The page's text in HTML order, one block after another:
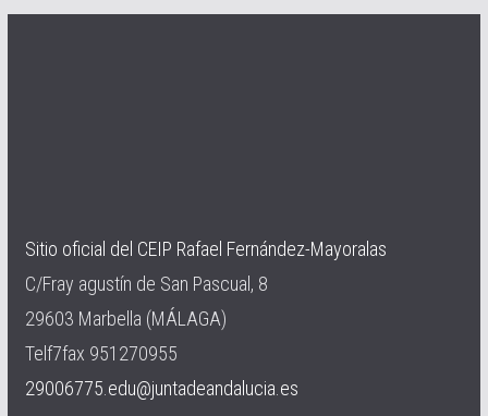
Sitio oficial del CEIP Rafael Fernández-Mayoralas
C/Fray agustín de San Pascual, 8
29603 Marbella (MÁLAGA)
Telf7fax 951270955
29006775.edu@juntadeandalucia.es